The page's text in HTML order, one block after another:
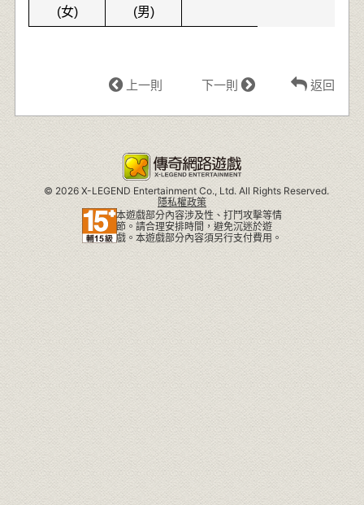
(女)
(男)
上一則 下一則 返回
© 2026 X-LEGEND Entertainment Co., Ltd. All Rights Reserved.
隱私權政策
本遊戲部分內容涉及性、打鬥攻擊等情
節。請合理安排時間，避免沉迷於遊
戲。本遊戲部分內容須另行支付費用。